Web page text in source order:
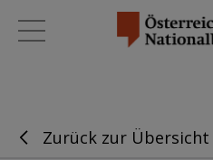
Zurück zur Übersicht